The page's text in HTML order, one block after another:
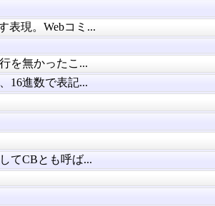
表現。Webコミ...
を無かったこ...
16進数で表記...
てCBとも呼ば...